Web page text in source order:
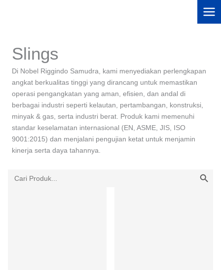
Slings
Di Nobel Riggindo Samudra, kami menyediakan perlengkapan
angkat berkualitas tinggi yang dirancang untuk memastikan
operasi pengangkatan yang aman, efisien, dan andal di
berbagai industri seperti kelautan, pertambangan, konstruksi,
minyak & gas, serta industri berat. Produk kami memenuhi
standar keselamatan internasional (EN, ASME, JIS, ISO
9001:2015) dan menjalani pengujian ketat untuk menjamin
kinerja serta daya tahannya.
for: